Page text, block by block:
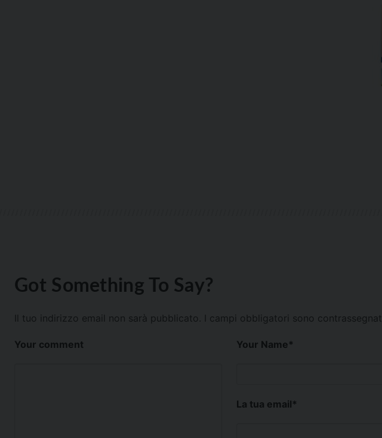
Got Something To Say?
Il tuo indirizzo email non sarà pubblicato. I campi obbligatori sono contrassegnati
Your comment Your Name*
La tua email*